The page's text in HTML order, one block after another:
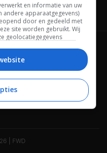
Privacybeleid
Contact
| FWD
en informatie van uw
andere apparaatgegevens)
door en gedeeld met
site worden gebruikt. Wij
geolocatiegegevens
persoonsgegevens
of in het sitemenu naar
of in te trekken via de